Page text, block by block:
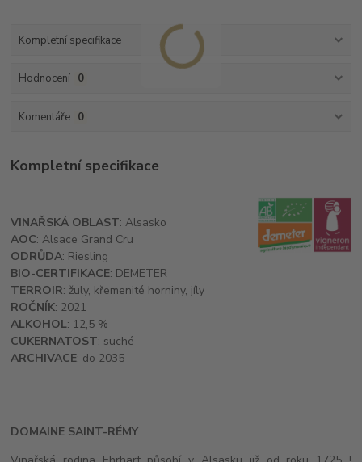
Kompletní specifikace
Hodnocení 0
Komentáře 0
Kompletní specifikace
VINAŘSKÁ OBLAST: Alsasko
AOC: Alsace Grand Cru
ODRŮDA: Riesling
BIO-CERTIFIKACE: DEMETER
TERROIR: žuly, křemenité horniny, jíly
ROČNÍK: 2021
ALKOHOL: 12,5 %
CUKERNATOST: suché
ARCHIVACE: do 2035
DOMAINE SAINT-RÉMY